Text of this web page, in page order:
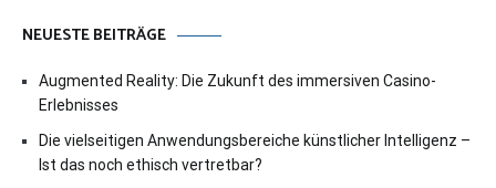
NEUESTE BEITRÄGE
Augmented Reality: Die Zukunft des immersiven Casino-
Erlebnisses
Die vielseitigen Anwendungsbereiche künstlicher Intelligenz –
Ist das noch ethisch vertretbar?